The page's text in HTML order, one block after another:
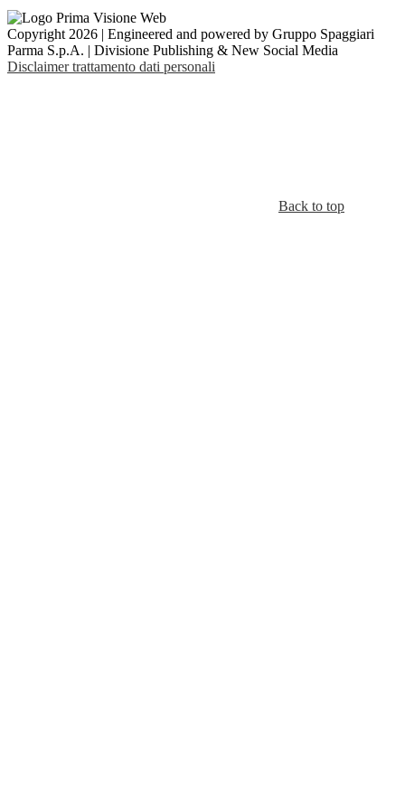
Copyright 2026 | Engineered and powered by Gruppo Spaggiari
Parma S.p.A. | Divisione Publishing & New Social Media
Disclaimer trattamento dati personali
Back to top